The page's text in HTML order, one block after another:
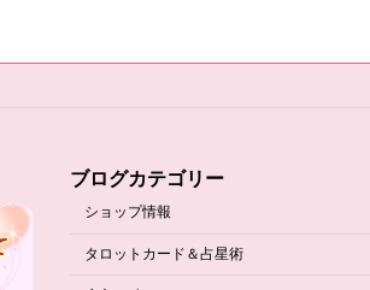
ブログカテゴリー
ショップ情報
タロットカード＆占星術